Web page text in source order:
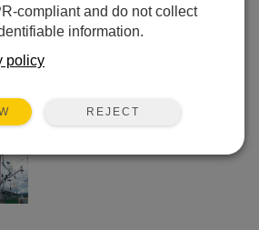
compliant and do not collect
information.
policy
REJECT